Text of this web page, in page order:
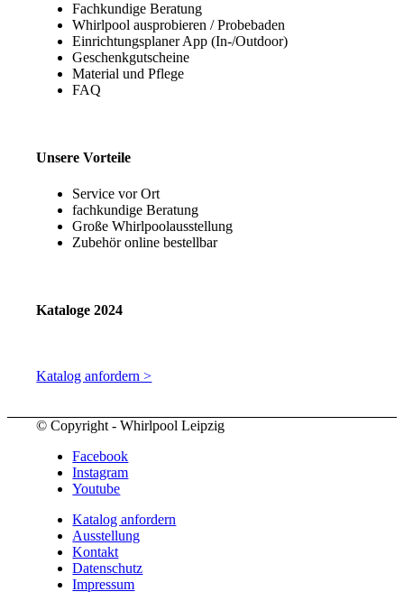
Fachkundige Beratung
Whirlpool ausprobieren / Probebaden
Einrichtungsplaner App (In-/Outdoor)
Geschenkgutscheine
Material und Pflege
FAQ
Unsere Vorteile
Service vor Ort
fachkundige Beratung
Große Whirlpoolausstellung
Zubehör online bestellbar
Kataloge 2024
Katalog anfordern >
© Copyright - Whirlpool Leipzig
Facebook
Instagram
Youtube
Katalog anfordern
Ausstellung
Kontakt
Datenschutz
Impressum